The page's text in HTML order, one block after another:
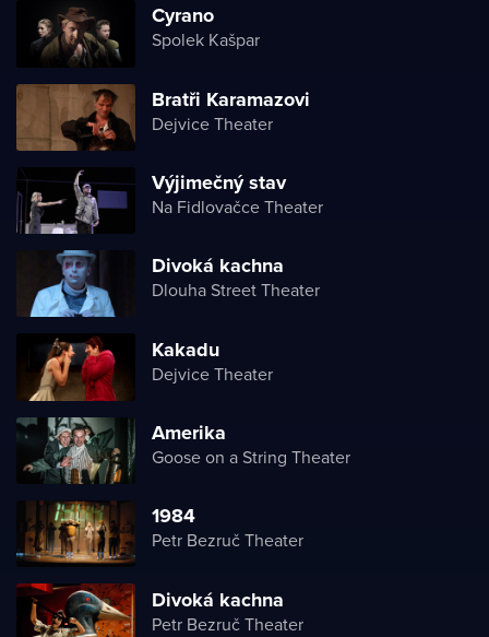
Cyrano
Spolek Kašpar
Bratři Karamazovi
Dejvice Theater
Výjimečný stav
Na Fidlovačce Theater
Divoká kachna
Dlouha Street Theater
Kakadu
Dejvice Theater
Amerika
Goose on a String Theater
1984
Petr Bezruč Theater
Divoká kachna
Petr Bezruč Theater